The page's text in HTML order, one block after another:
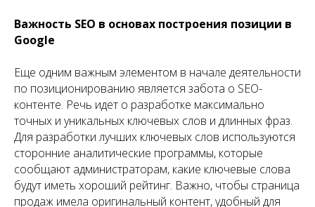
Важность SEO в основах построения позиции в
Google
Еще одним важным элементом в начале деятельности
по позиционированию является забота о SEO-
контенте. Речь идет о разработке максимально
точных и уникальных ключевых слов и длинных фраз.
Для разработки лучших ключевых слов используются
сторонние аналитические программы, которые
сообщают администраторам, какие ключевые слова
будут иметь хороший рейтинг. Важно, чтобы страница
продаж имела оригинальный контент, удобный для